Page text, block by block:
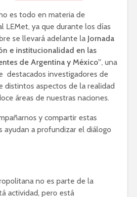
es todo en materia de
LEMet, ya que durante los días
se llevará adelante la Jornada
e institucionalidad en las
de Argentina y México”, una
destacados investigadores de
distintos aspectos de la realidad
áreas de nuestras naciones.
y compartir estas
ayudan a profundizar el diálogo
no es parte de la
actividad, pero está